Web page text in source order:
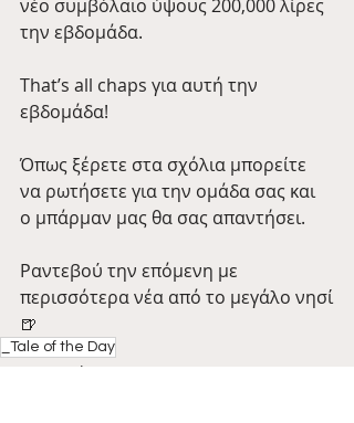
νέο συμβόλαιο ύψους 200,000 λίρες
την εβδομάδα.
That’s all chaps για αυτή την
εβδομάδα!
Όπως ξέρετε στα σχόλια μπορείτε
να ρωτήσετε για την ομάδα σας και
ο μπάρμαν μας θα σας απαντήσει.
Ραντεβού την επόμενη με
περισσότερα νέα από το μεγάλο νησί
🍺
_Tale of the Day
Barman Tales